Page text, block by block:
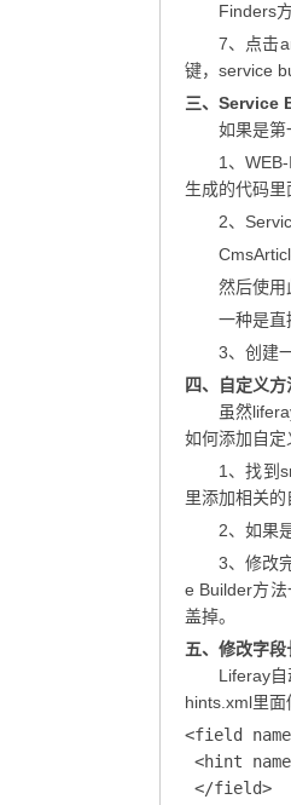
Finders
7、点击
键，service
三、Service
如果是第
1、
生成的代码里
2、
然后使用
一种是直
3、创建
四、自定义方
虽然
如何添加自定
1、找到
里添加相关的
2、如果
3、修改
e Builder方
盖掉。
五、修改字段
Liferay
hints.xml里面
<field
<hint
</field>